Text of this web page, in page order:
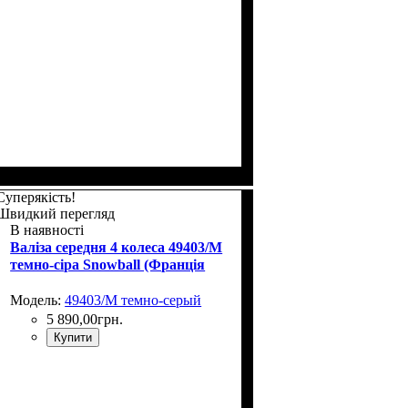
перегляд
В наявності
Валіза середня 4 колеса 49403/M
темно-сіра Snowball (Франція
Модель:49403/M темно-серый
5 890,00грн.
Купити